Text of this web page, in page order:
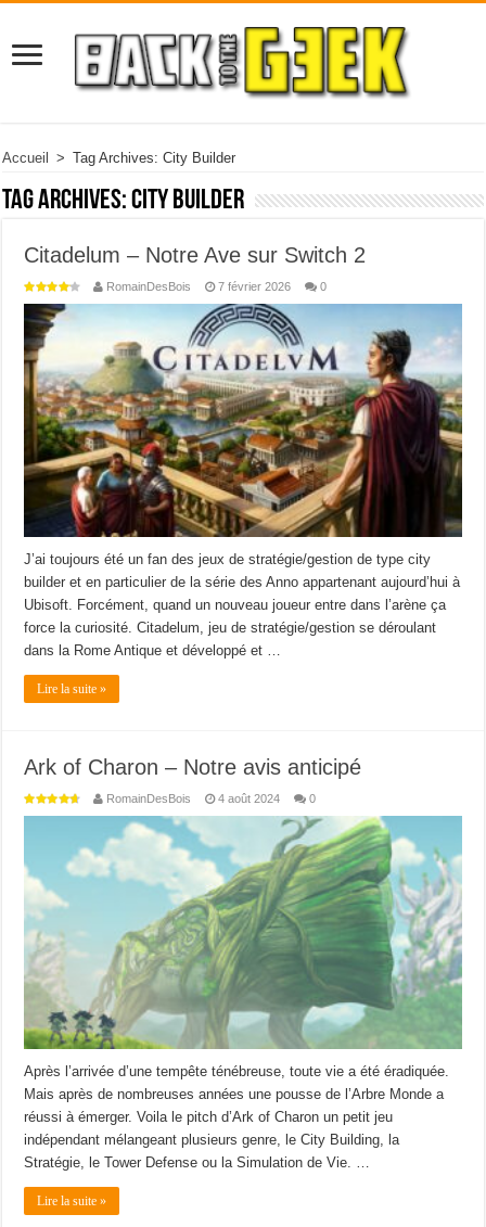
Accueil > Tag Archives: City Builder
Tag Archives:City Builder
Citadelum – Notre Ave sur Switch 2
RomainDesBois 7 février 2026 0
J’ai toujours été un fan des jeux de stratégie/gestion de type city
builder et en particulier de la série des Anno appartenant aujourd’hui à
Ubisoft. Forcément, quand un nouveau joueur entre dans l’arène ça
force la curiosité. Citadelum, jeu de stratégie/gestion se déroulant
dans la Rome Antique et développé et …
Lire la suite »
Ark of Charon – Notre avis anticipé
RomainDesBois 4 août 2024 0
Après l’arrivée d’une tempête ténébreuse, toute vie a été éradiquée.
Mais après de nombreuses années une pousse de l’Arbre Monde a
réussi à émerger. Voila le pitch d’Ark of Charon un petit jeu
indépendant mélangeant plusieurs genre, le City Building, la
Stratégie, le Tower Defense ou la Simulation de Vie. …
Lire la suite »